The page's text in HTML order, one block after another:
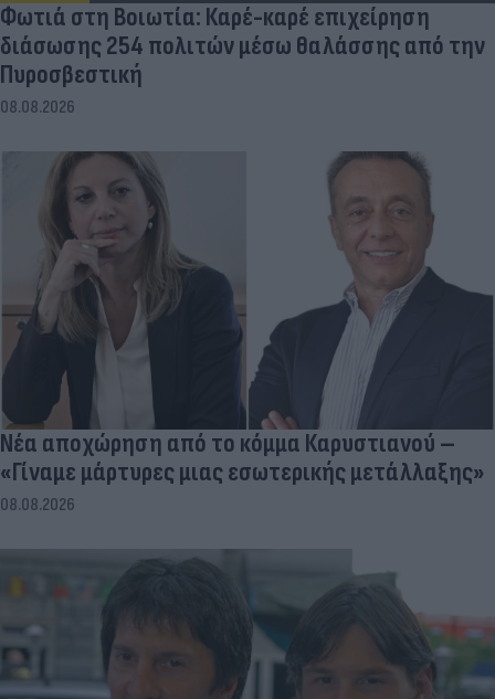
Φωτιά στη Βοιωτία: Καρέ-καρέ επιχείρηση
διάσωσης 254 πολιτών μέσω θαλάσσης από την
Πυροσβεστική
08.08.2026
Νέα αποχώρηση από το κόμμα Καρυστιανού –
«Γίναμε μάρτυρες μιας εσωτερικής μετάλλαξης»
08.08.2026